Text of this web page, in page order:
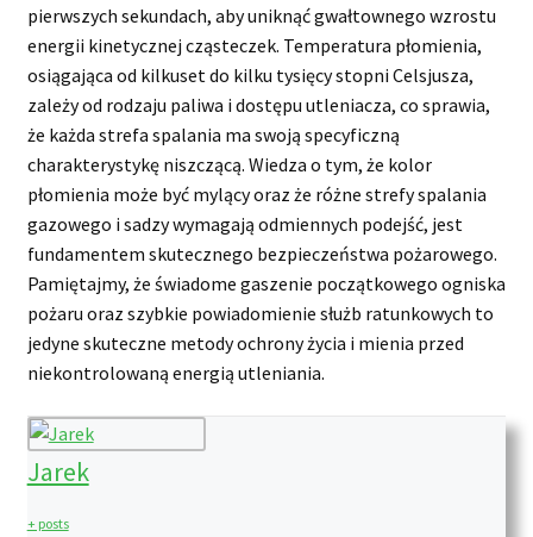
pierwszych sekundach, aby uniknąć gwałtownego wzrostu
energii kinetycznej cząsteczek. Temperatura płomienia,
osiągająca od kilkuset do kilku tysięcy stopni Celsjusza,
zależy od rodzaju paliwa i dostępu utleniacza, co sprawia,
że każda strefa spalania ma swoją specyficzną
charakterystykę niszczącą. Wiedza o tym, że kolor
płomienia może być mylący oraz że różne strefy spalania
gazowego i sadzy wymagają odmiennych podejść, jest
fundamentem skutecznego bezpieczeństwa pożarowego.
Pamiętajmy, że świadome gaszenie początkowego ogniska
pożaru oraz szybkie powiadomienie służb ratunkowych to
jedyne skuteczne metody ochrony życia i mienia przed
niekontrolowaną energią utleniania.
Jarek
+ posts